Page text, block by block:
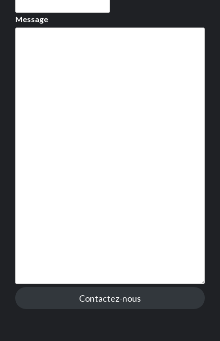
Message
Contactez-nous